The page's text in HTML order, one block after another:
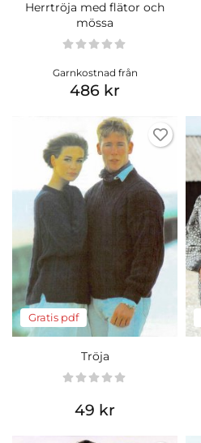
Herrtröja med flätor och
mössa
Garnkostnad från
486 kr
Gratis pdf
Tröja
49 kr